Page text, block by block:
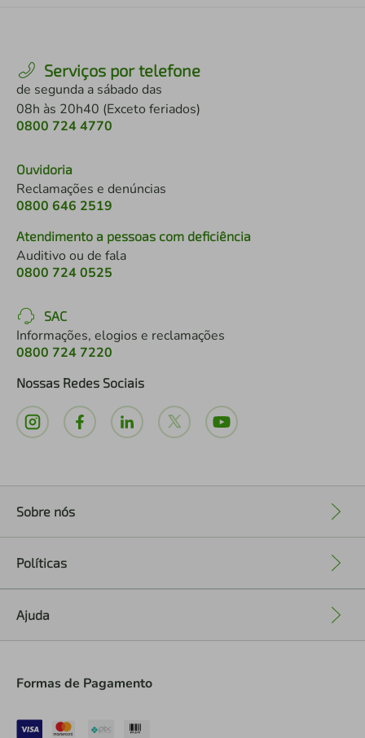
Serviços por telefone
de segunda a sábado das
08h às 20h40 (Exceto feriados)
0800 724 4770
Ouvidoria
Reclamações e denúncias
0800 646 2519
Atendimento a pessoas com deficiência
Auditivo ou de fala
0800 724 0525
SAC
Informações, elogios e reclamações
0800 724 7220
Nossas Redes Sociais
Sobre nós
Políticas
Ajuda
Formas de Pagamento